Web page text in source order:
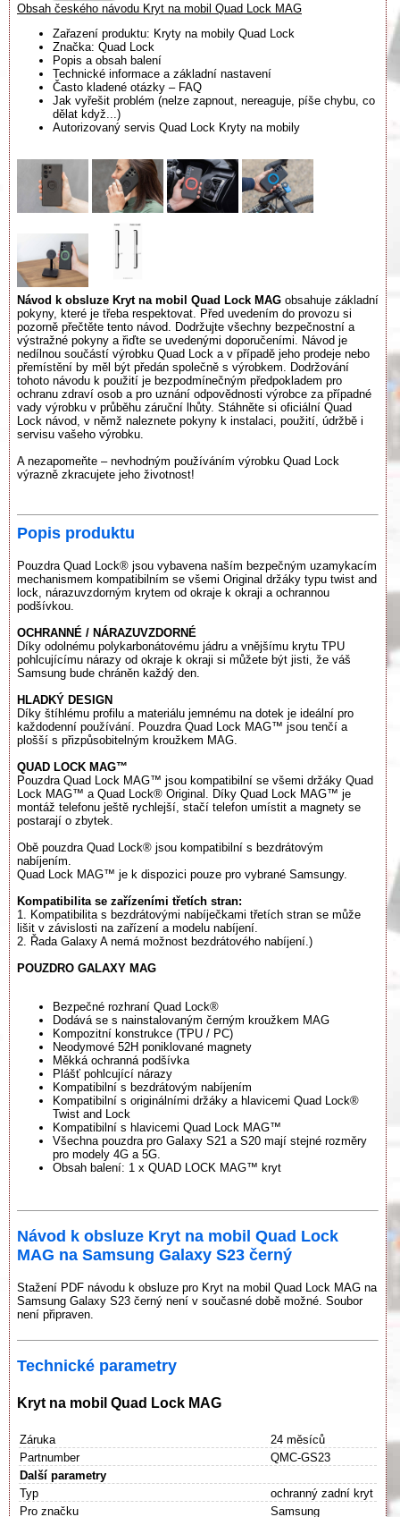
Obsah českého návodu Kryt na mobil Quad Lock MAG
Zařazení produktu: Kryty na mobily Quad Lock
Značka: Quad Lock
Popis a obsah balení
Technické informace a základní nastavení
Často kladené otázky – FAQ
Jak vyřešit problém (nelze zapnout, nereaguje, píše chybu, co
dělat když...)
Autorizovaný servis Quad Lock Kryty na mobily
Návod k obsluze Kryt na mobil Quad Lock MAG obsahuje základní
pokyny, které je třeba respektovat. Před uvedením do provozu si
pozorně přečtěte tento návod. Dodržujte všechny bezpečnostní a
výstražné pokyny a řiďte se uvedenými doporučeními. Návod je
nedílnou součástí výrobku Quad Lock a v případě jeho prodeje nebo
přemístění by měl být předán společně s výrobkem. Dodržování
tohoto návodu k použití je bezpodmínečným předpokladem pro
ochranu zdraví osob a pro uznání odpovědnosti výrobce za případné
vady výrobku v průběhu záruční lhůty. Stáhněte si oficiální Quad
Lock návod, v němž naleznete pokyny k instalaci, použití, údržbě i
servisu vašeho výrobku.
A nezapomeňte – nevhodným používáním výrobku Quad Lock
výrazně zkracujete jeho životnost!
Popis produktu
Pouzdra Quad Lock® jsou vybavena naším bezpečným uzamykacím
mechanismem kompatibilním se všemi Original držáky typu twist and
lock, nárazuvzdorným krytem od okraje k okraji a ochrannou
podšívkou.
OCHRANNÉ / NÁRAZUVZDORNÉ
Díky odolnému polykarbonátovému jádru a vnějšímu krytu TPU
pohlcujícímu nárazy od okraje k okraji si můžete být jisti, že váš
Samsung bude chráněn každý den.
HLADKÝ DESIGN
Díky štíhlému profilu a materiálu jemnému na dotek je ideální pro
každodenní používání. Pouzdra Quad Lock MAG™ jsou tenčí a
plošší s přizpůsobitelným kroužkem MAG.
QUAD LOCK MAG™
Pouzdra Quad Lock MAG™ jsou kompatibilní se všemi držáky Quad
Lock MAG™ a Quad Lock® Original. Díky Quad Lock MAG™ je
montáž telefonu ještě rychlejší, stačí telefon umístit a magnety se
postarají o zbytek.
Obě pouzdra Quad Lock® jsou kompatibilní s bezdrátovým
nabíjením.
Quad Lock MAG™ je k dispozici pouze pro vybrané Samsungy.
Kompatibilita se zařízeními třetích stran:
1. Kompatibilita s bezdrátovými nabíječkami třetích stran se může
lišit v závislosti na zařízení a modelu nabíjení.
2. Řada Galaxy A nemá možnost bezdrátového nabíjení.)
POUZDRO GALAXY MAG
Bezpečné rozhraní Quad Lock®
Dodává se s nainstalovaným černým kroužkem MAG
Kompozitní konstrukce (TPU / PC)
Neodymové 52H poniklované magnety
Měkká ochranná podšívka
Plášť pohlcující nárazy
Kompatibilní s bezdrátovým nabíjením
Kompatibilní s originálními držáky a hlavicemi Quad Lock®
Twist and Lock
Kompatibilní s hlavicemi Quad Lock MAG™
Všechna pouzdra pro Galaxy S21 a S20 mají stejné rozměry
pro modely 4G a 5G.
Obsah balení: 1 x QUAD LOCK MAG™ kryt
Návod k obsluze Kryt na mobil Quad Lock
MAG na Samsung Galaxy S23 černý
Stažení PDF návodu k obsluze pro Kryt na mobil Quad Lock MAG na
Samsung Galaxy S23 černý není v současné době možné. Soubor
není připraven.
Technické parametry
Kryt na mobil Quad Lock MAG
Záruka
24 měsíců
Partnumber
QMC-GS23
Další parametry
Typ
ochranný zadní kryt
Pro značku
Samsung